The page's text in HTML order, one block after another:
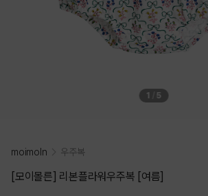
1 5
moimoln 우주복
[모이몰른] 리본플라워우주복 [여름]